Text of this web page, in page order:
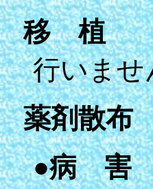
移 植
行いませ
薬剤散布
●病 害